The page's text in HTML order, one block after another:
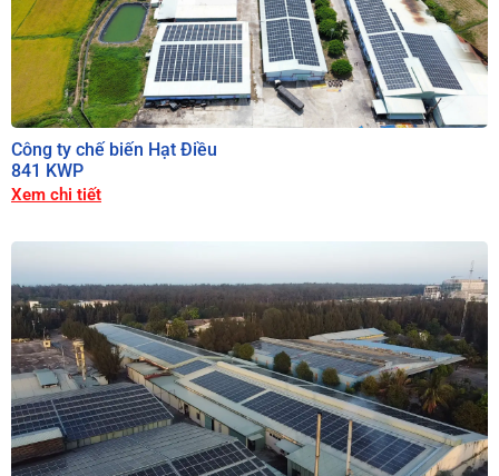
Công ty chế biến Hạt Điều
841 KWP
Xem chi tiết